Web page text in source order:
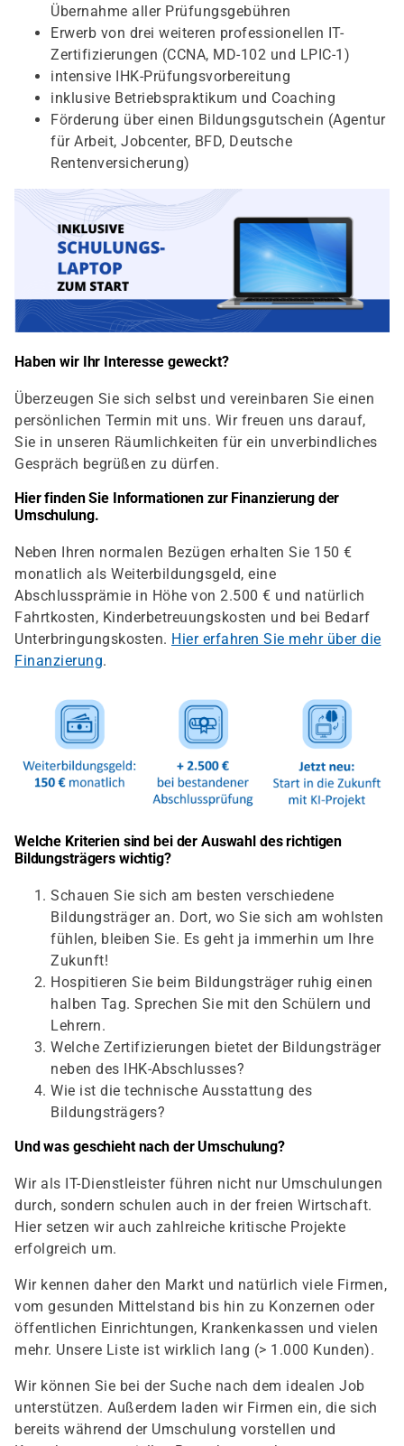
Übernahme aller Prüfungsgebühren
Erwerb von drei weiteren professionellen IT-
Zertifizierungen (CCNA, MD-102 und LPIC-1)
intensive IHK-Prüfungsvorbereitung
inklusive Betriebspraktikum und Coaching
Förderung über einen Bildungsgutschein (Agentur
für Arbeit, Jobcenter, BFD, Deutsche
Rentenversicherung)
Haben wir Ihr Interesse geweckt?
Überzeugen Sie sich selbst und vereinbaren Sie einen
persönlichen Termin mit uns. Wir freuen uns darauf,
Sie in unseren Räumlichkeiten für ein unverbindliches
Gespräch begrüßen zu dürfen.
Hier finden Sie Informationen zur Finanzierung der
Umschulung.
Neben Ihren normalen Bezügen erhalten Sie 150 €
monatlich als Weiterbildungsgeld, eine
Abschlussprämie in Höhe von 2.500 € und natürlich
Fahrtkosten, Kinderbetreuungskosten und bei Bedarf
Unterbringungskosten. Hier erfahren Sie mehr über die
Finanzierung.
Welche Kriterien sind bei der Auswahl des richtigen
Bildungsträgers wichtig?
Schauen Sie sich am besten verschiedene
Bildungsträger an. Dort, wo Sie sich am wohlsten
fühlen, bleiben Sie. Es geht ja immerhin um Ihre
Zukunft!
Hospitieren Sie beim Bildungsträger ruhig einen
halben Tag. Sprechen Sie mit den Schülern und
Lehrern.
Welche Zertifizierungen bietet der Bildungsträger
neben des IHK-Abschlusses?
Wie ist die technische Ausstattung des
Bildungsträgers?
Und was geschieht nach der Umschulung?
Wir als IT-Dienstleister führen nicht nur Umschulungen
durch, sondern schulen auch in der freien Wirtschaft.
Hier setzen wir auch zahlreiche kritische Projekte
erfolgreich um.
Wir kennen daher den Markt und natürlich viele Firmen,
vom gesunden Mittelstand bis hin zu Konzernen oder
öffentlichen Einrichtungen, Krankenkassen und vielen
mehr. Unsere Liste ist wirklich lang (> 1.000 Kunden).
Wir können Sie bei der Suche nach dem idealen Job
unterstützen. Außerdem laden wir Firmen ein, die sich
bereits während der Umschulung vorstellen und